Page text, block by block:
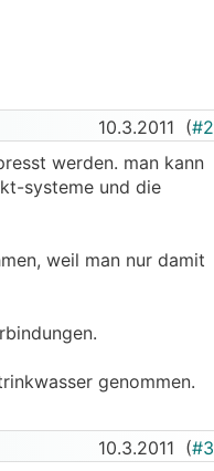
10.3.2011 (#2
werden. man kann
systeme und die
weil man nur damit
genommen.
10.3.2011 (#3